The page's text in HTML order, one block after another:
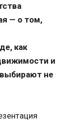
— о том,
как
и
не